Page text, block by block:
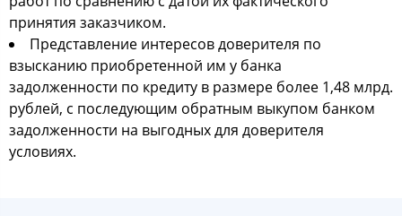
принятия заказчиком.
Представление интересов доверителя по
взысканию приобретенной им у банка
задолженности по кредиту в размере более 1,48 млрд.
рублей, с последующим обратным выкупом банком
задолженности на выгодных для доверителя
условиях.